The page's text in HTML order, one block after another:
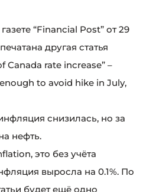
“Financial Post” от 29
другая статья
Canada rate increase” –
to avoid hike in July,
снизилась, но за
нефть.
это без учёта
выросла на 0.1%. По
будет ещё одно